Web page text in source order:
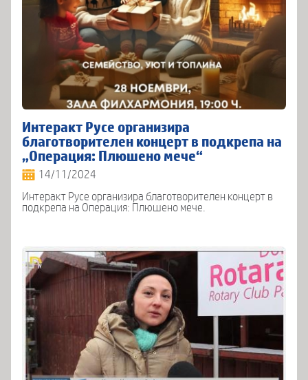
Интеракт Русе организира
благотворителен концерт в подкрепа на
„Операция: Плюшено мече“
14/11/2024
Интеракт Русе организира благотворителен концерт в
подкрепа на Операция: Плюшено мече.